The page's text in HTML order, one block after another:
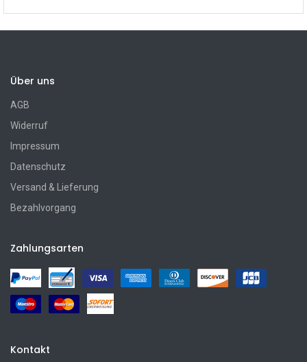
Über uns
AGB
Widerruf
Impressum
Datenschutz
Versand & Lieferung
Bezahlvorgang
Zahlungsarten
Kontakt